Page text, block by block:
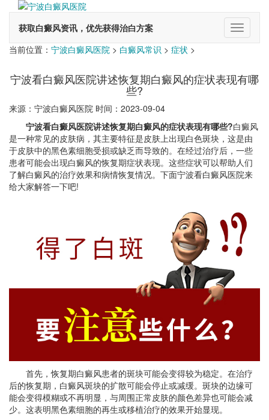
获取白癜风资讯，优先获得治白方案
切
换
当前位置： 宁波白癜风医院 > 白癜风常识 > 症状 >
宁波看白癜风医院讲述恢复期白癜风的症状表现有哪
些?
来源：宁波白癜风医院 时间：2023-09-04
宁波看白癜风医院讲述恢复期白癜风的症状表现有哪些?白癜风
是一种常见的皮肤病，其主要特征是皮肤上出现白色斑块，这是由
于皮肤中的黑色素细胞受损或缺乏而导致的。在经过治疗后，一些
患者可能会出现白癜风的恢复期症状表现。这些症状可以帮助人们
了解白癜风的治疗效果和病情恢复情况。下面宁波看白癜风医院来
给大家解答一下吧!
首先，恢复期白癜风患者的斑块可能会变得较为稳定。在治疗
后的恢复期，白癜风斑块的扩散可能会停止或减缓。斑块的边缘可
能会变得模糊或不再明显，与周围正常皮肤的颜色差异也可能会减
少。这表明黑色素细胞的再生或移植治疗的效果开始显现。